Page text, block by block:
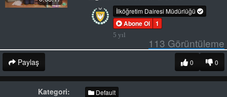
İlköğretim Dairesi Müdürlüğü
Abone Ol 1
5 yıl
113 Görüntüleme
Paylaş 0
0
Kategori: Default